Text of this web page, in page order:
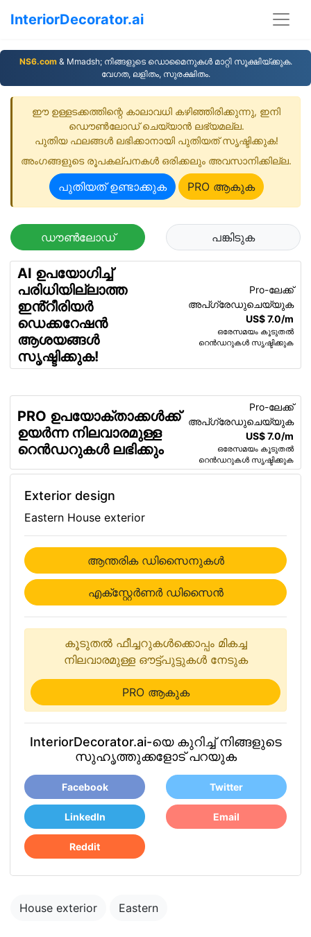
InteriorDecorator.ai
NS6.com& Mmadsh; നിങ്ങളുടെ ഡൊമൈനുകള്‍ മാറ്റി സൂക്ഷിയ്ക്കുക.
വേഗത, ലളിതം, സുരക്ഷിതം.
ഈ ഉള്ളടക്കത്തിന്റെ കാലാവധി കഴിഞ്ഞിരിക്കുന്നു, ഇനി
ഡൌണ്‍ലോഡ് ചെയ്യാന്‍ ലഭ്യമല്ല.
പുതിയ ഫലങ്ങൾ ലഭിക്കാനായി പുതിയത്‌ സൃഷ്ടിക്കുക!
അംഗങ്ങളുടെ രൂപകല്പനകള്‍ ഒരിക്കലും അവസാനിക്കില്ല.
പുതിയത് ഉണ്ടാക്കുക PRO ആകുക
ഡൗൺലോഡ് പങ്കിടുക
AI ഉപയോഗിച്ച്
പരിധിയില്ലാത്ത
ഇൻ്റീരിയർ
ഡെക്കറേഷൻ
ആശയങ്ങൾ
സൃഷ്ടിക്കുക!
Pro-ലേക്ക്
അപ്ഗ്രേഡുചെയ്യുക
US$ 7.0/m
ഒരേസമയം കൂടുതൽ
റെൻഡറുകൾ സൃഷ്ടിക്കുക
PRO ഉപയോക്താക്കൾക്ക്
ഉയർന്ന നിലവാരമുള്ള
റെൻഡറുകൾ ലഭിക്കും
Pro-ലേക്ക്
അപ്ഗ്രേഡുചെയ്യുക
US$ 7.0/m
ഒരേസമയം കൂടുതൽ
റെൻഡറുകൾ സൃഷ്ടിക്കുക
Exterior design
Eastern House exterior
ആന്തരിക ഡിസൈനുകള്‍
എക്സ്റ്റേര്‍ണര്‍ ഡിസൈന്‍
കൂടുതൽ ഫീച്ചറുകൾക്കൊപ്പം മികച്ച
നിലവാരമുള്ള ഔട്ട്പുട്ടുകൾ നേടുക
PRO ആകുക
InteriorDecorator.ai-യെ കുറിച്ച് നിങ്ങളുടെ
സുഹൃത്തുക്കളോട് പറയുക
Facebook Twitter
LinkedIn Email
Reddit
House exterior Eastern